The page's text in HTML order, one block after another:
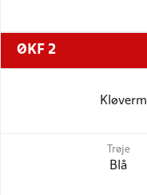
ØKF 2
Trøje
Blå